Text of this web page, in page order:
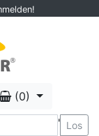
(0)
' Los